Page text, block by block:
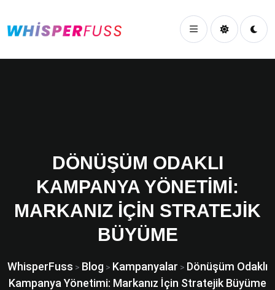
DÖNÜŞÜM ODAKLI
KAMPANYA YÖNETIMI:
MARKANIZ İÇIN STRATEJIK
BÜYÜME
WhisperFuss > Blog > Kampanyalar > Dönüşüm Odaklı
Kampanya Yönetimi: Markanız İçin Stratejik Büyüme